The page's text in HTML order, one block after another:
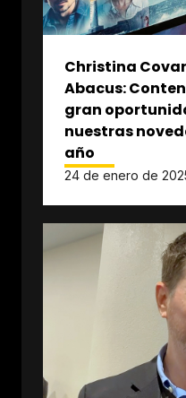
Christina
Abacus:
gran
nuestras
año
24 de enero de